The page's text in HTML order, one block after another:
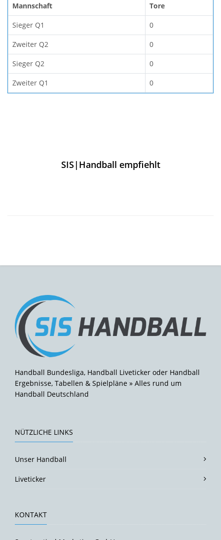
Mannschaft Tore
Sieger Q1 0
Zweiter Q2 0
Sieger Q2 0
Zweiter Q1 0
SIS|Handball empfiehlt
Handball Bundesliga, Handball Liveticker oder Handball
Ergebnisse, Tabellen & Spielpläne » Alles rund um
Handball Deutschland
NÜTZLICHE LINKS
Unser Handball
Liveticker
KONTAKT